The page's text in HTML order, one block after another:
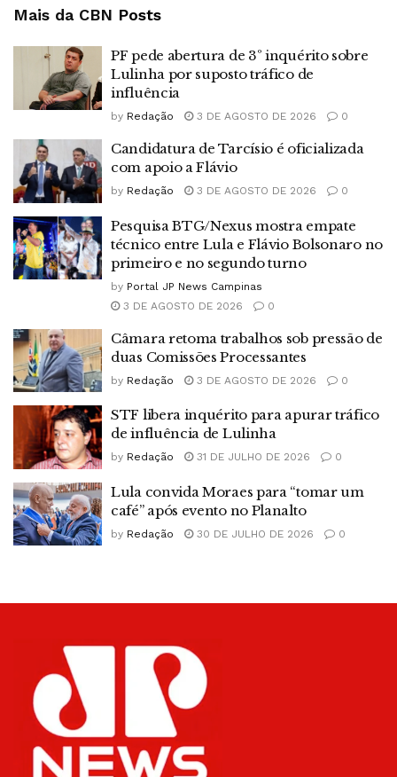
Mais da CBN Posts
PF pede abertura de 3º inquérito sobre
Lulinha por suposto tráfico de
influência
by Redação 3 DE AGOSTO DE 2026 0
Candidatura de Tarcísio é oficializada
com apoio a Flávio
by Redação 3 DE AGOSTO DE 2026 0
Pesquisa BTG/Nexus mostra empate
técnico entre Lula e Flávio Bolsonaro no
primeiro e no segundo turno
by Portal JP News Campinas
3 DE AGOSTO DE 2026
0
Câmara retoma trabalhos sob pressão de
duas Comissões Processantes
by Redação 3 DE AGOSTO DE 2026 0
STF libera inquérito para apurar tráfico
de influência de Lulinha
by Redação 31 DE JULHO DE 2026 0
Lula convida Moraes para “tomar um
café” após evento no Planalto
by Redação 30 DE JULHO DE 2026 0